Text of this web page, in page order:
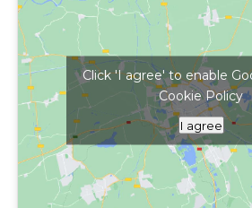
Kattints ide a térkép
Click 'I agree' to enable
Cookie Policy
I agree